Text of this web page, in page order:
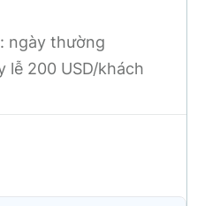
ngày thường
lễ 200 USD/khách